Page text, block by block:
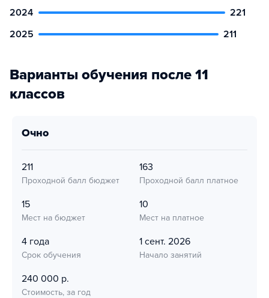
2024
221
2025
211
Варианты обучения после 11
классов
очно
211
Проходной балл бюджет
163
Проходной балл платное
15
Мест на бюджет
10
Мест на платное
4 года
Срок обучения
1 сент. 2026
Начало занятий
240 000 р.
Стоимость, за год